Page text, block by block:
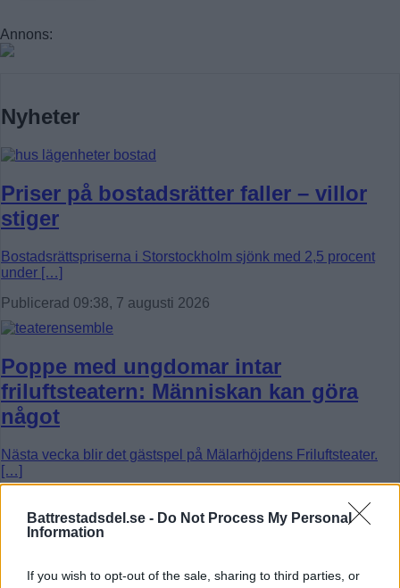
Battrestadsdel.se - Do Not Process My Personal
Information
If you wish to opt-out of the sale, sharing to third parties, or
Annons:
Nyheter
Priser på bostadsrätter faller – villor
stiger
Bostadsrättspriserna i Storstockholm sjönk med 2,5 procent
under […]
Publicerad 09:38, 7 augusti 2026
Poppe med ungdomar intar
friluftsteatern: Människan kan göra
något
Nästa vecka blir det gästspel på Mälarhöjdens Friluftsteater.
[…]